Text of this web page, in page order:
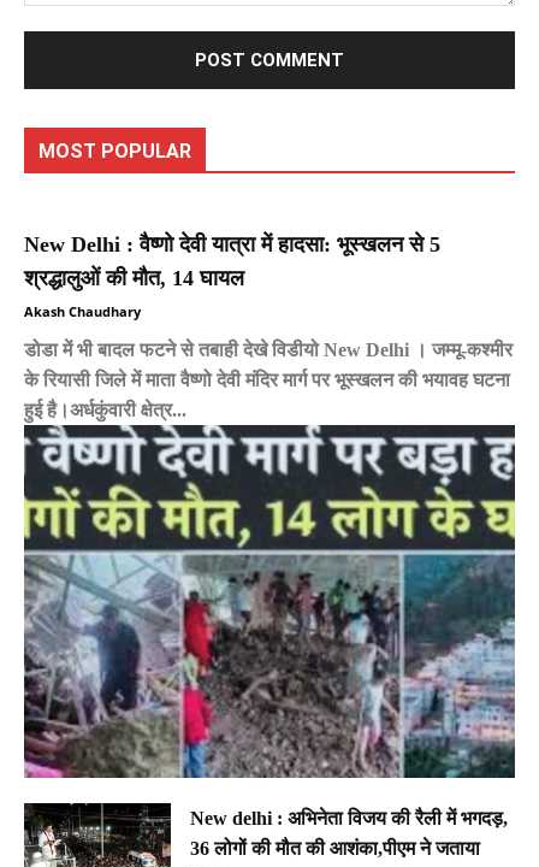
MOST POPULAR
New Delhi : वैष्णो देवी यात्रा में हादसा: भूस्खलन से 5
श्रद्धालुओं की मौत, 14 घायल
Akash Chaudhary
डोडा में भी बादल फटने से तबाही देखे विडीयो New Delhi । जम्मू-कश्मीर
के रियासी जिले में माता वैष्णो देवी मंदिर मार्ग पर भूस्खलन की भयावह घटना
हुई है।अर्धकुंवारी क्षेत्र...
New delhi : अभिनेता विजय की रैली में भगदड़,
36 लोगों की मौत की आशंका,पीएम ने जताया